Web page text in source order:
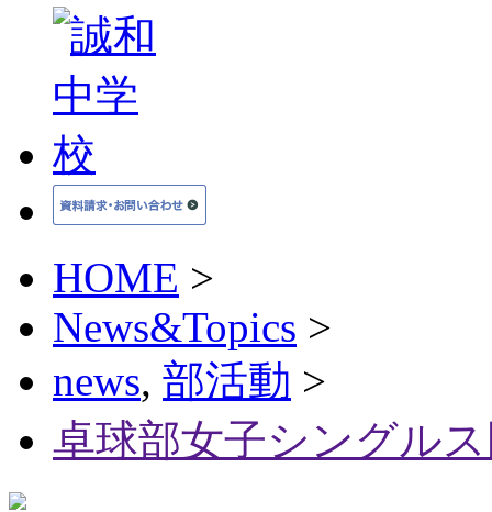
HOME >
News&Topics >
news, 部活動 >
卓球部女子シングル